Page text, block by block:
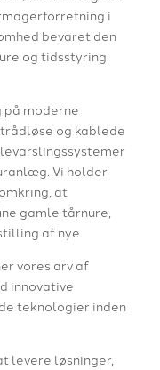
i
bevaret den
og tidsstyring
på moderne
og kablede
Vi holder
at
gamle tårnure,
af nye.
vores arv af
innovative
teknologier inden
levere løsninger,